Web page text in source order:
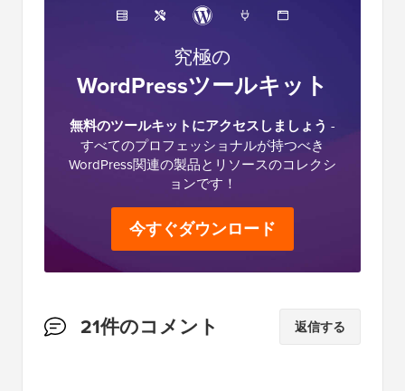
究極の
WordPressツールキット
無料のツールキットにアクセスしましょう -
すべてのプロフェッショナルが持つべき
WordPress関連の製品とリソースのコレクシ
ョンです！
今すぐダウンロード
読
21件のコメント 返信する